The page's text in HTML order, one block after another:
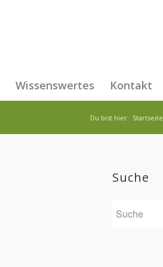
Wissenswertes Kontakt
Du bist hier: Startseite
Suche